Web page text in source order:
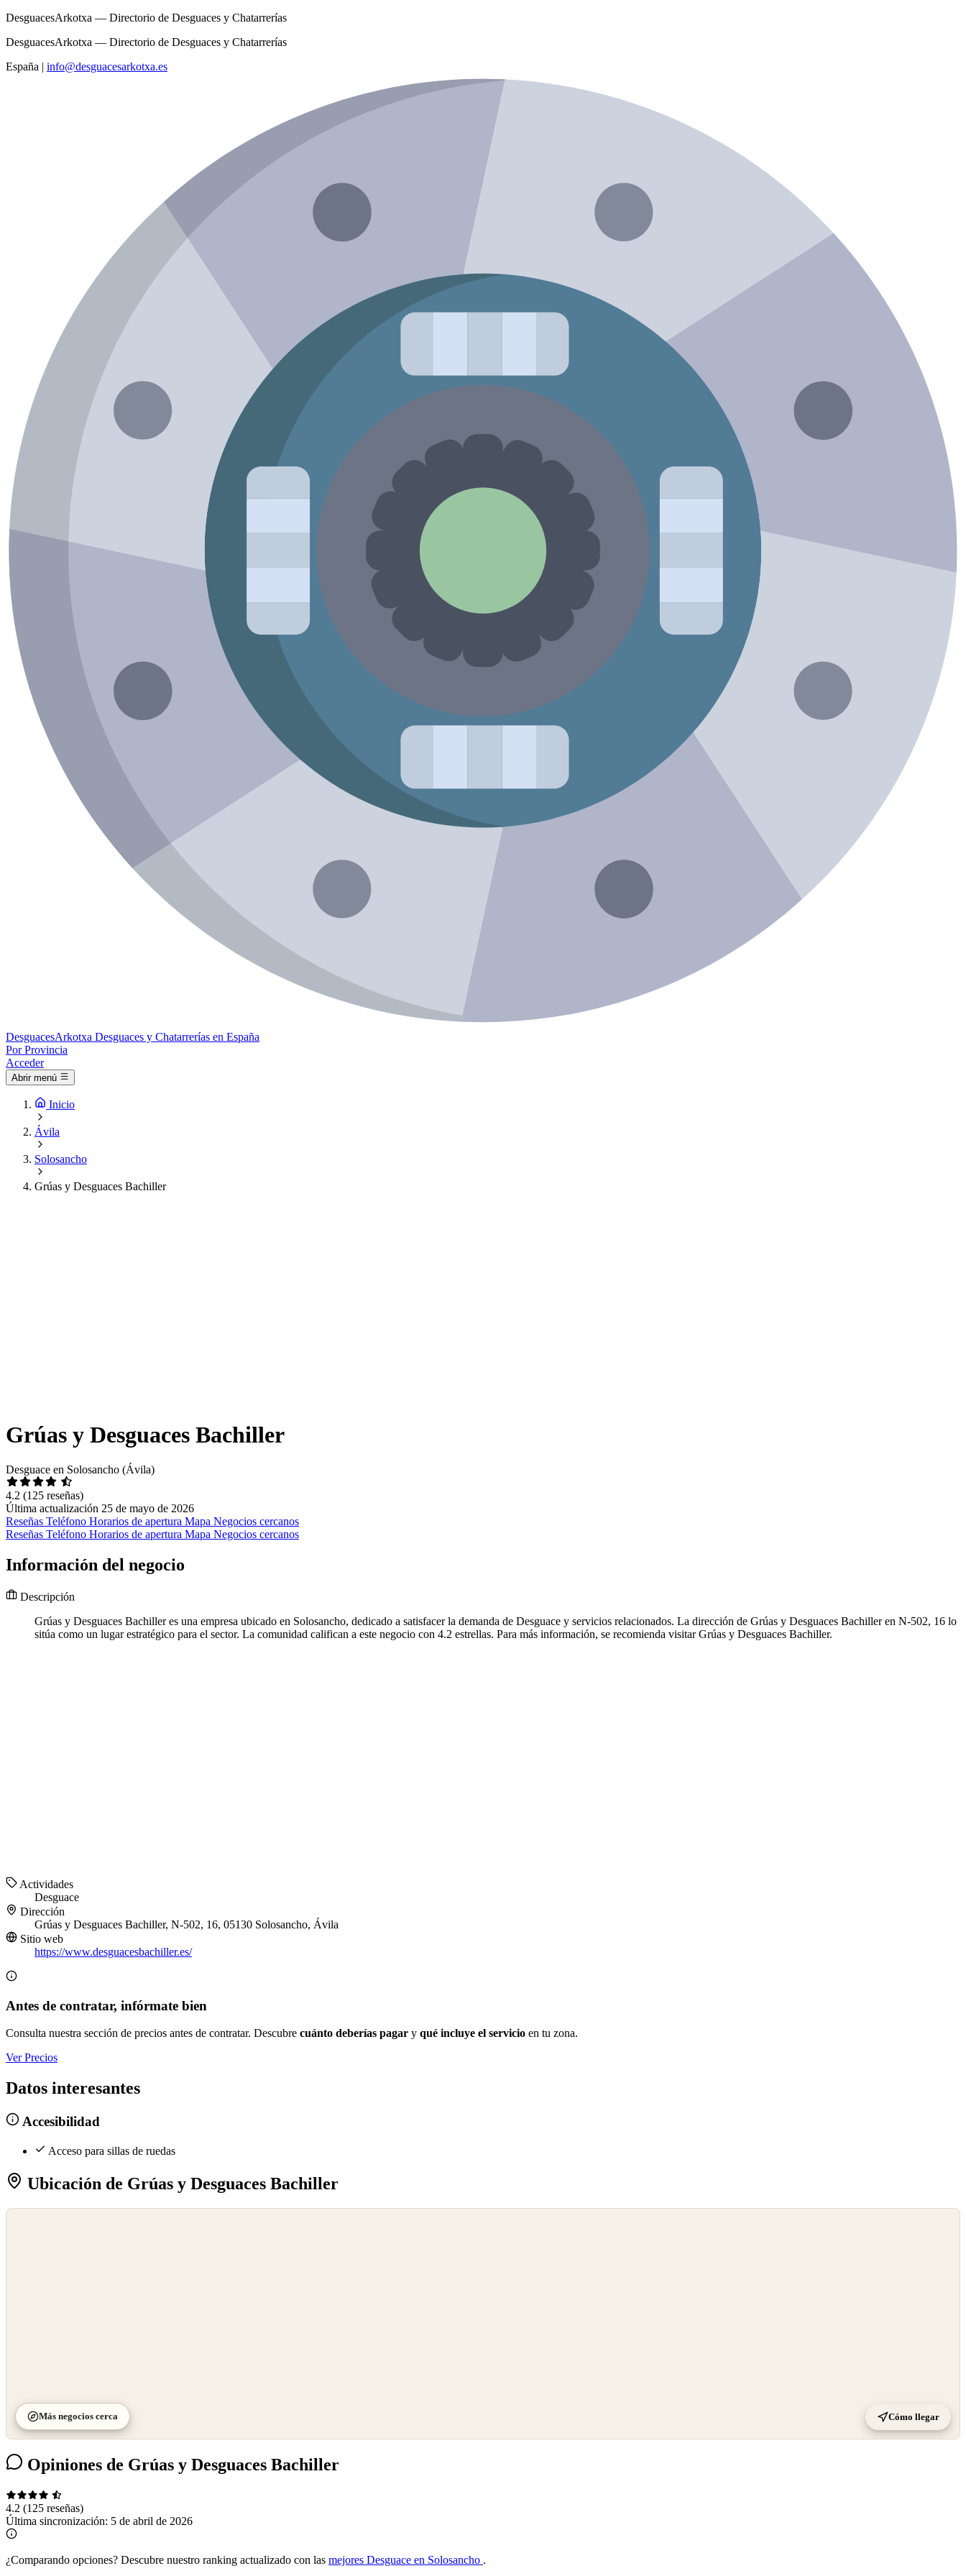
DesguacesArkotxa — Directorio de Desguaces y Chatarrerías
DesguacesArkotxa — Directorio de Desguaces y Chatarrerías
España | info@desguacesarkotxa.es
DesguacesArkotxa Desguaces y Chatarrerías en España
Por Provincia
Acceder
Abrir menú
Inicio
Ávila
Solosancho
Grúas y Desguaces Bachiller
Grúas y Desguaces Bachiller
Desguace en Solosancho (Ávila)
4.2 (125 reseñas)
Última actualización 25 de mayo de 2026
Reseñas Teléfono Horarios de apertura Mapa Negocios cercanos
Reseñas Teléfono Horarios de apertura Mapa Negocios cercanos
Información del negocio
Descripción
Grúas y Desguaces Bachiller es una empresa ubicado en Solosancho, dedicado a satisfacer la demanda de Desguace y servicios relacionados. La dirección de Grúas y Desguaces Bachiller en N-502, 16 lo
sitúa como un lugar estratégico para el sector. La comunidad califican a este negocio con 4.2 estrellas. Para más información, se recomienda visitar Grúas y Desguaces Bachiller.
Actividades
Desguace
Dirección
Grúas y Desguaces Bachiller, N-502, 16, 05130 Solosancho, Ávila
Sitio web
https://www.desguacesbachiller.es/
Antes de contratar, infórmate bien
Consulta nuestra sección de precios antes de contratar. Descubre cuánto deberías pagar y qué incluye el servicio en tu zona.
Ver Precios
Datos interesantes
Accesibilidad
Acceso para sillas de ruedas
Ubicación de Grúas y Desguaces Bachiller
Más negocios cerca Cómo llegar
Opiniones de Grúas y Desguaces Bachiller
4.2 (125 reseñas)
Última sincronización: 5 de abril de 2026
¿Comparando opciones? Descubre nuestro ranking actualizado con las mejores Desguace en Solosancho .